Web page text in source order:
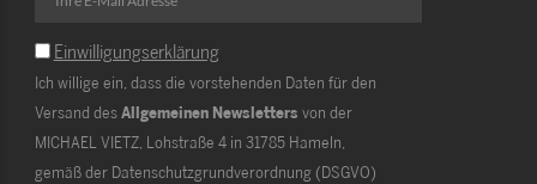
Einwilligungserklärung
Ich willige ein, dass die vorstehenden Daten für den
Versand desAllgemeinen Newsletters von der
MICHAEL VIETZ, Lohstraße 4 in 31785 Hameln,
gemäß der Datenschutzgrundverordnung (DSGVO)